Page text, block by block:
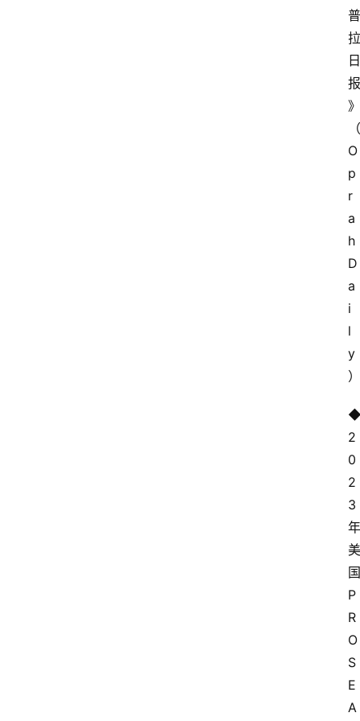
普
拉
日
报
》
（
O
p
r
a
h
D
a
i
l
y
）
2
0
2
3
年
美
国
P
R
O
S
E
A